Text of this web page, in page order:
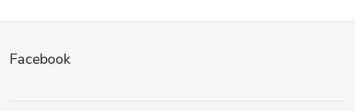
Facebook